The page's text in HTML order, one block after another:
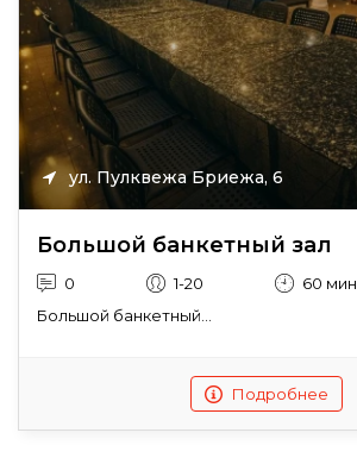
ул. Пулквежа Бриежа, 6
Большой банкетный зал
0 1-20 60 мин
Большой банкетный...
Подробнее